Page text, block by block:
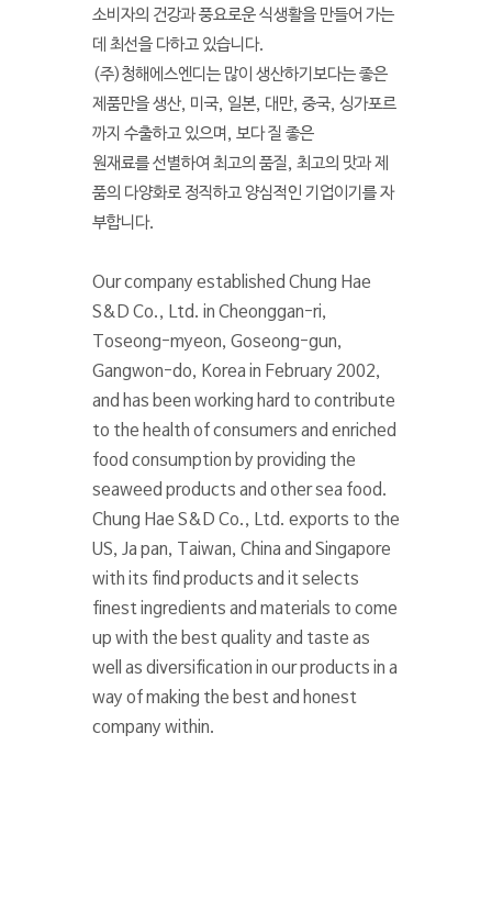
소비자의 건강과 풍요로운 식생활을 만들어 가는
데 최선을 다하고 있습니다.
(주)청해에스엔디는 많이 생산하기보다는 좋은
제품만을 생산, 미국, 일본, 대만, 중국, 싱가포르
까지 수출하고 있으며, 보다 질 좋은
원재료를 선별하여 최고의 품질, 최고의 맛과 제
품의 다양화로 정직하고 양심적인 기업이기를 자
부합니다.
Our company established Chung Hae
S&D Co., Ltd. in Cheonggan-ri,
Toseong-myeon, Goseong-gun,
Gangwon-do, Korea in February 2002,
and has been working hard to contribute
to the health of consumers and enriched
food consumption by providing the
seaweed products and other sea food.
Chung Hae S&D Co., Ltd. exports to the
US, Ja pan, Taiwan, China and Singapore
with its find products and it selects
finest ingredients and materials to come
up with the best quality and taste as
well as diversification in our products in a
way of making the best and honest
company within.